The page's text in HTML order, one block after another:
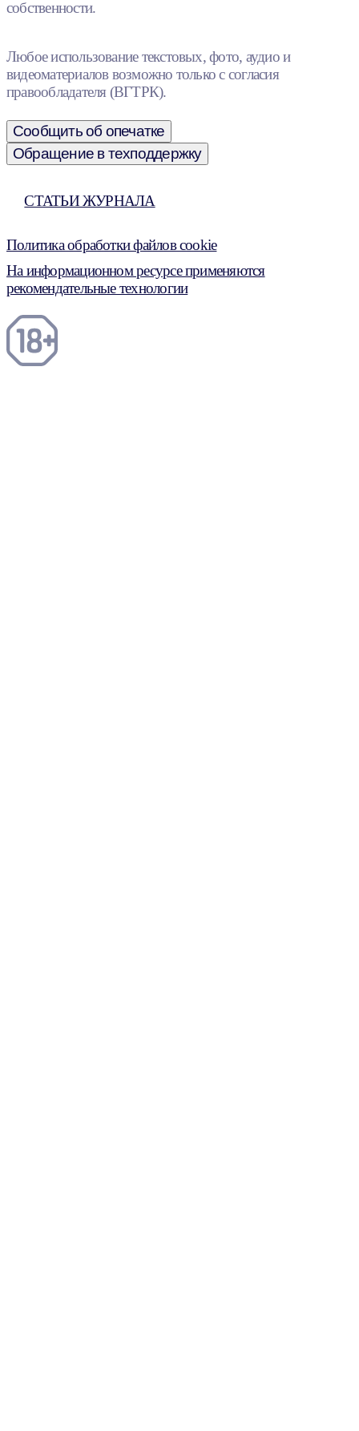
собственности.
Любое использование текстовых, фото, аудио и
видеоматериалов возможно только с согласия
правообладателя (ВГТРК).
Сообщить об опечатке
Обращение в техподдержку
СТАТЬИ ЖУРНАЛА
Политика обработки файлов cookie
На информационном ресурсе применяются
рекомендательные технологии